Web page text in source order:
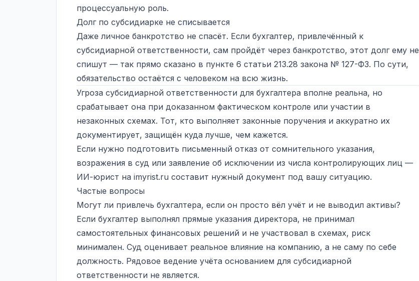
процессуальную роль.
Долг по субсидиарке не списывается
Даже личное банкротство не спасёт. Если бухгалтер, привлечённый к
субсидиарной ответственности, сам пройдёт через банкротство, этот долг ему не
спишут — так прямо сказано в пункте 6 статьи 213.28 закона № 127-ФЗ. По сути,
обязательство остаётся с человеком на всю жизнь.
Угроза субсидиарной ответственности для бухгалтера вполне реальна, но
срабатывает она при доказанном фактическом контроле или участии в
незаконных схемах. Тот, кто выполняет законные поручения и аккуратно их
документирует, защищён куда лучше, чем кажется.
Если нужно подготовить письменный отказ от сомнительного указания,
возражения в суд или заявление об исключении из числа контролирующих лиц —
ИИ-юрист на imyrist.ru составит нужный документ под вашу ситуацию.
Частые вопросы
Могут ли привлечь бухгалтера, если он просто вёл учёт и не выводил активы?
Если бухгалтер выполнял прямые указания директора, не принимал
самостоятельных финансовых решений и не участвовал в схемах, риск
минимален. Суд оценивает реальное влияние на компанию, а не саму по себе
должность. Рядовое ведение учёта основанием для субсидиарной
ответственности не является.